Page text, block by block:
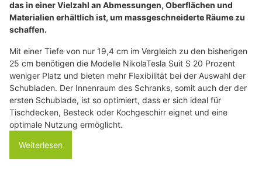
das in einer Vielzahl an Abmessungen, Oberflächen und
Materialien erhältlich ist, um massgeschneiderte Räume zu
schaffen.
Mit einer Tiefe von nur 19,4 cm im Vergleich zu den bisherigen
25 cm benötigen die Modelle NikolaTesla Suit S 20 Prozent
weniger Platz und bieten mehr Flexibilität bei der Auswahl der
Schubladen. Der Innenraum des Schranks, somit auch der der
ersten Schublade, ist so optimiert, dass er sich ideal für
Tischdecken, Besteck oder Kochgeschirr eignet und eine
optimale Nutzung ermöglicht.
Weiterlesen